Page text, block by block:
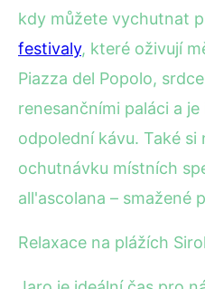
kdy můžete vychutnat
festivaly, které oživují
Piazza del Popolo,
renesančními paláci a
odpolední kávu. Také si
ochutnávku místních
all'ascolana – smažené
Relaxace na plážích